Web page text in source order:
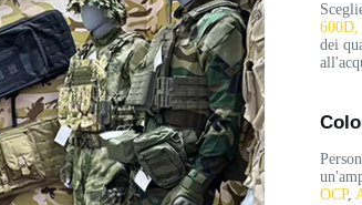
600D,
dei
OCP,